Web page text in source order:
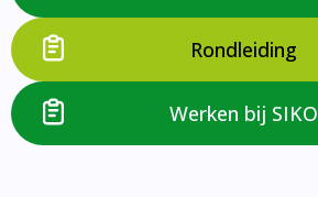
Rondleiding
Werken bij SIKO